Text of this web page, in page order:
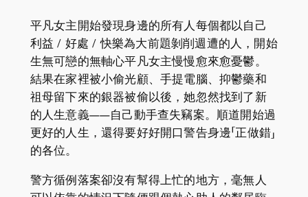
平凡女主開始發現身邊的所有人每個都以自己
利益 / 好處 / 快樂為大前題剝削週遭的人，開始
生無可戀的無軸心平凡女主慢慢愈來愈憂鬱。
結果在家裡被小偷光顧、手提電腦、抑鬱藥和
祖母留下來的銀器被偷以後，她忽然找到了新
的人生意義——自己動手查失竊案。順道開始過
更好的人生，還得要好好開口警告身邊「正做錯」
的各位。
警方循例落案卻沒有幫得上忙的地方，毫無人